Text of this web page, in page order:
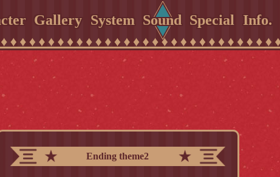
Gallery System Sound Special Info.
Ending theme2